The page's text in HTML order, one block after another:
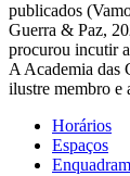
publicados
Guerra & Paz,
procurou incutir
A Academia das
ilustre membro e
Horários
Espaços